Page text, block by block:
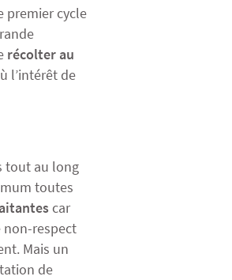
premier cycle
récolter au
l’intérêt de
tout au long
toutes
car
non-respect
Mais un
de